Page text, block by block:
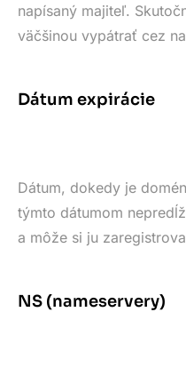
napísaný majiteľ.
väčšinou vypátrať cez
Dátum expirácie
Dátum, dokedy je
týmto dátumom
a môže si ju
NS (nameservery)